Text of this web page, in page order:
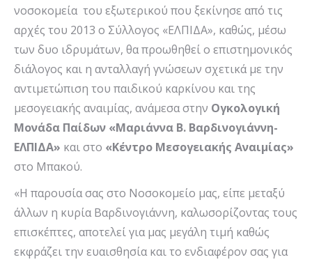
νοσοκομεία του εξωτερικού που ξεκίνησε από τις
αρχές του 2013 ο Σύλλογος «ΕΛΠΙΔΑ», καθώς, μέσω
των δυο ιδρυμάτων, θα προωθηθεί ο επιστημονικός
διάλογος και η ανταλλαγή γνώσεων σχετικά με την
αντιμετώπιση του παιδικού καρκίνου και της
μεσογειακής αναιμίας, ανάμεσα στην Ογκολογική
Μονάδα Παίδων «Μαριάννα Β. Βαρδινογιάννη-
ΕΛΠΙΔΑ» και στο «Κέντρο Μεσογειακής Αναιμίας»
στο Μπακού.
«Η παρουσία σας στο Νοσοκομείο μας, είπε μεταξύ
άλλων η κυρία Βαρδινογιάννη, καλωσορίζοντας τους
επισκέπτες, αποτελεί για μας μεγάλη τιμή καθώς
εκφράζει την ευαισθησία και το ενδιαφέρον σας για